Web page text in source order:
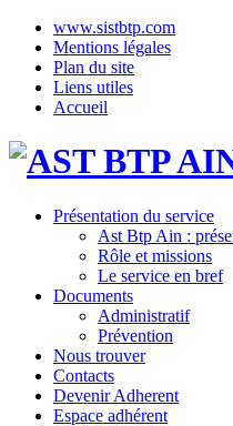
www.sistbtp.com
Mentions légales
Plan du site
Liens utiles
Accueil
Présentation du service
Ast Btp Ain :
Rôle et missions
Le service en bref
Documents
Administratif
Prévention
Nous trouver
Contacts
Devenir Adherent
Espace adhérent